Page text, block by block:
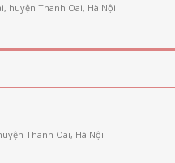
huyện Thanh Oai, Hà Nội
Thanh Oai, Hà Nội